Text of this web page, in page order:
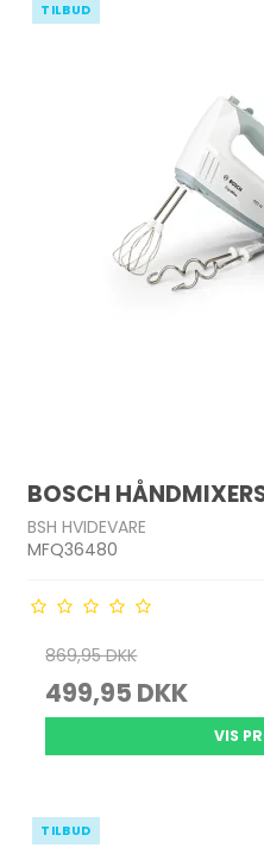
TILBUD
BOSCH
BSH HVIDEVARE
MFQ36480
869,95 DKK
499,95 DKK
VIS
TILBUD